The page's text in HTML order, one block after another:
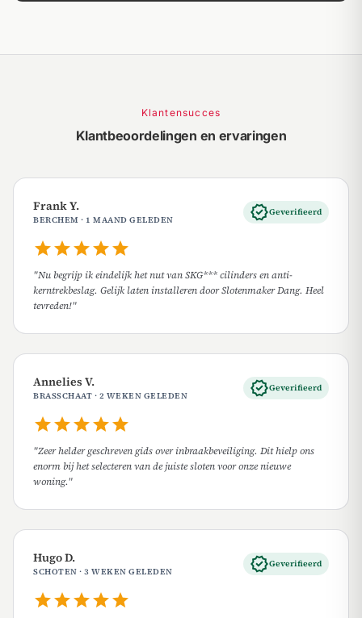
Klantensucces
Klantbeoordelingen en ervaringen
Frank Y.
BERCHEM · 1 MAAND GELEDEN verifiedGeverifieerd
starstarstarstarstar
"Nu begrijp ik eindelijk het nut van SKG*** cilinders en anti-
kerntrekbeslag. Gelijk laten installeren door Slotenmaker Dang. Heel
tevreden!"
Annelies V.
BRASSCHAAT · 2 WEKEN GELEDEN verifiedGeverifieerd
starstarstarstarstar
"Zeer helder geschreven gids over inbraakbeveiliging. Dit hielp ons
enorm bij het selecteren van de juiste sloten voor onze nieuwe
woning."
Hugo D.
SCHOTEN · 3 WEKEN GELEDEN verifiedGeverifieerd
starstarstarstarstar